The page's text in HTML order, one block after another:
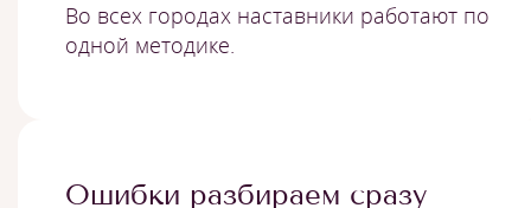
Во всех городах наставники работают по
одной методике.
Ошибки разбираем сразу